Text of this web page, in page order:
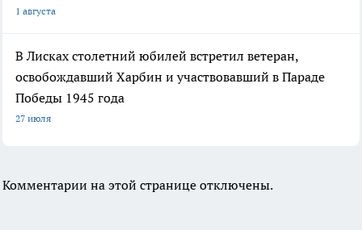
1 августа
В Лисках столетний юбилей встретил ветеран,
освобождавший Харбин и участвовавший в Параде
Победы 1945 года
27 июля
Комментарии на этой странице отключены.